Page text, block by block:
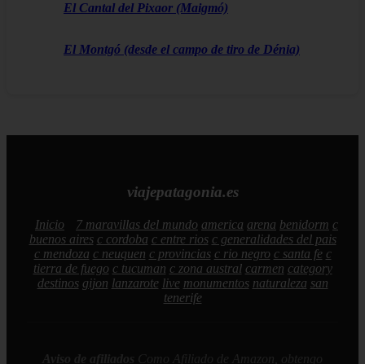
El Cantal del Pixaor (Maigmó)
El Montgó (desde el campo de tiro de Dénia)
viajepatagonia.es
Inicio 7 maravillas del mundo america arena benidorm c
buenos aires c cordoba c entre rios c generalidades del pais
c mendoza c neuquen c provincias c rio negro c santa fe c
tierra de fuego c tucuman c zona austral carmen category
destinos gijon lanzarote live monumentos naturaleza san
tenerife
Aviso de afiliados Como Afiliado de Amazon, obtengo